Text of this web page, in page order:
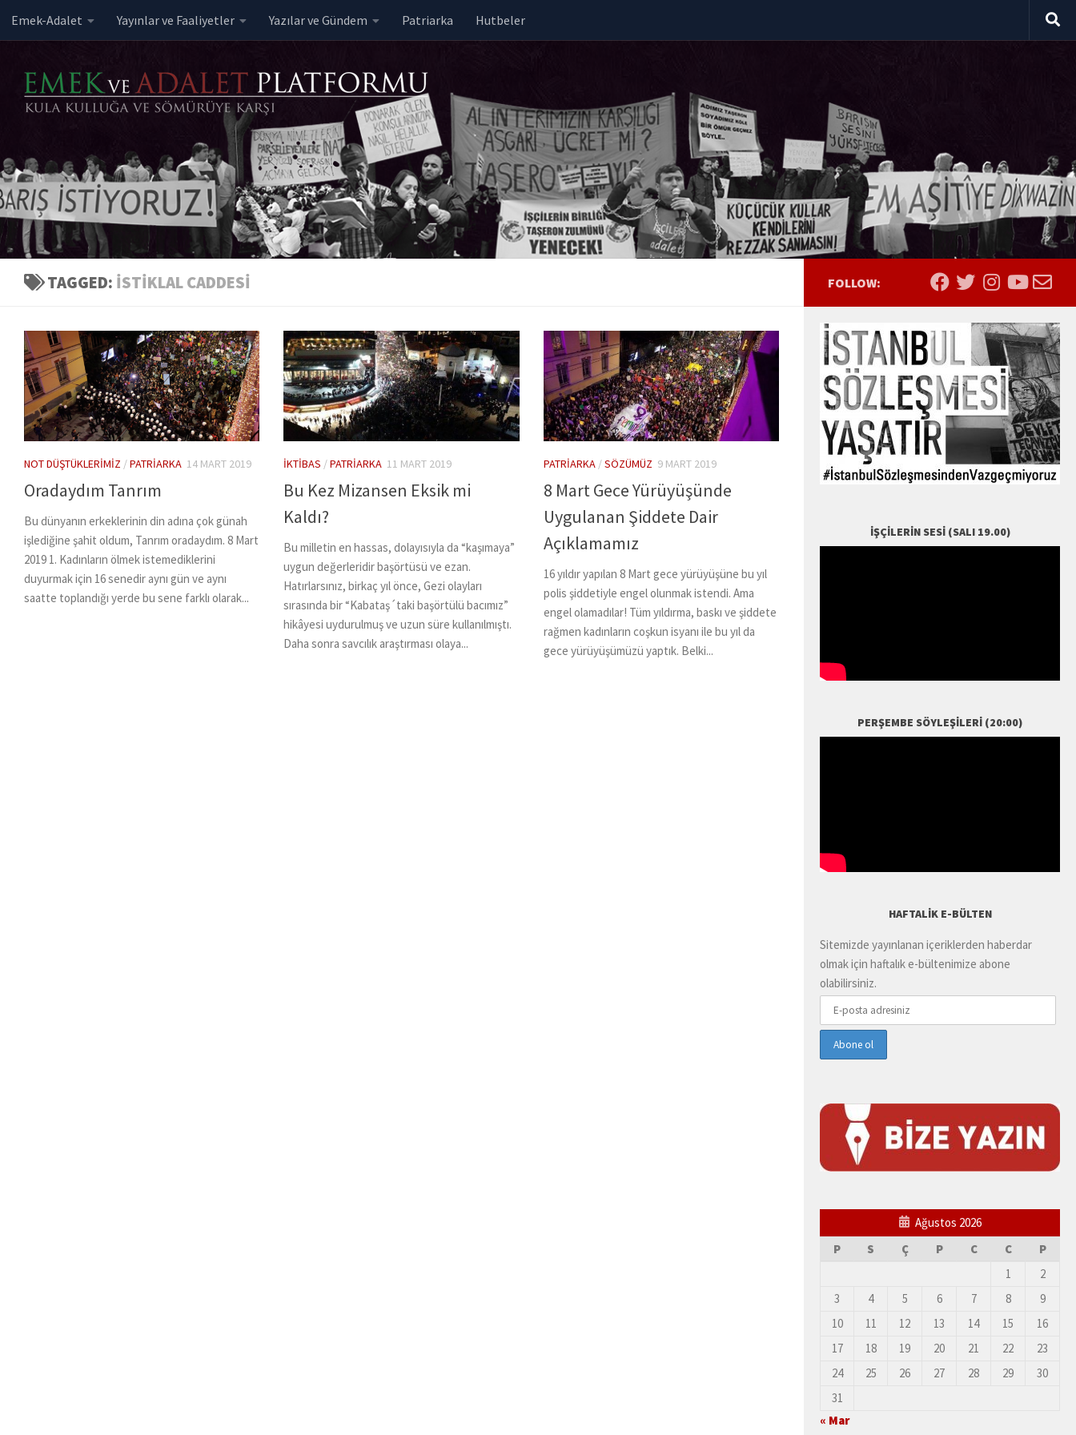
Skip to content
Emek-Adalet Yayınlar ve Faaliyetler Yazılar ve Gündem Patriarka Hutbeler
TAGGED: İSTIKLAL CADDESI
NOT DÜŞTÜKLERIMIZ /PATRIARKA 14 MART 2019
Oradaydım Tanrım
Bu dünyanın erkeklerinin din adına çok günah
işlediğine şahit oldum, Tanrım oradaydım. 8 Mart
2019 1. Kadınların ölmek istemediklerini
duyurmak için 16 senedir aynı gün ve aynı
saatte toplandığı yerde bu sene farklı olarak...
İKTIBAS /PATRIARKA 11 MART 2019
Bu Kez Mizansen Eksik mi
Kaldı?
Bu milletin en hassas, dolayısıyla da “kaşımaya”
uygun değerleridir başörtüsü ve ezan.
Hatırlarsınız, birkaç yıl önce, Gezi olayları
sırasında bir “Kabataş´taki başörtülü bacımız”
hikâyesi uydurulmuş ve uzun süre kullanılmıştı.
Daha sonra savcılık araştırması olaya...
PATRIARKA/SÖZÜMÜZ 9 MART 2019
8 Mart Gece Yürüyüşünde
Uygulanan Şiddete Dair
Açıklamamız
16 yıldır yapılan 8 Mart gece yürüyüşüne bu yıl
polis şiddetiyle engel olunmak istendi. Ama
engel olamadılar! Tüm yıldırma, baskı ve şiddete
rağmen kadınların coşkun isyanı ile bu yıl da
gece yürüyüşümüzü yaptık. Belki...
FOLLOW:
İŞÇILERIN SESI (SALI 19.00)
PERŞEMBE SÖYLEŞILERI (20:00)
HAFTALIK E-BÜLTEN
Sitemizde yayınlanan içeriklerden haberdar
olmak için haftalık e-bültenimize abone
olabilirsiniz.
Ağustos 2026
P
S Ç P C C
P
1
2
3
4 5 6 7 8
9
10
11 12 13 14 15
16
17
18 19 20 21 22
23
24
25 26 27 28 29
30
31
« Mar